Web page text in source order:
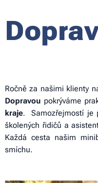
Ročně za našimi klienty
Dopravou pokrýváme
kraje. Samozřejmostí je
školených řidičů a
Každá cesta našim
smíchu.